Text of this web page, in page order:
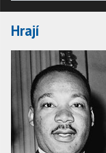
Hrají